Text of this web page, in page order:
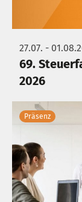
27.07. -
69.
2026
Präsenz